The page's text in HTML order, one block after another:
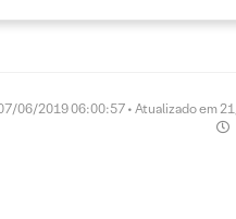
06/2019 06:00:57 • Atualizado em